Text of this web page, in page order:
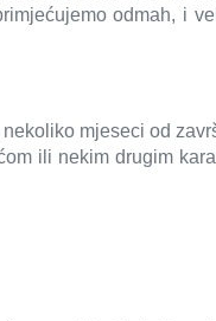
odmah, i
mjeseci od
ili nekim drugim